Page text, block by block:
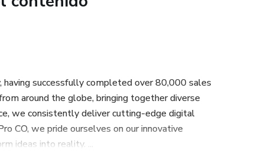
successfully completed over 80,000 sales
around the globe, bringing together diverse
we consistently deliver cutting-edge digital
CO, we pride ourselves on our innovative
ideas into reality. ...